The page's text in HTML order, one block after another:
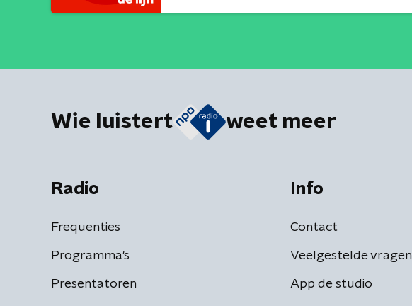
Wie luistert weet meer
Radio
Frequenties
Programma's
Presentatoren
Info
Contact
Veelgestelde vragen
App de studio